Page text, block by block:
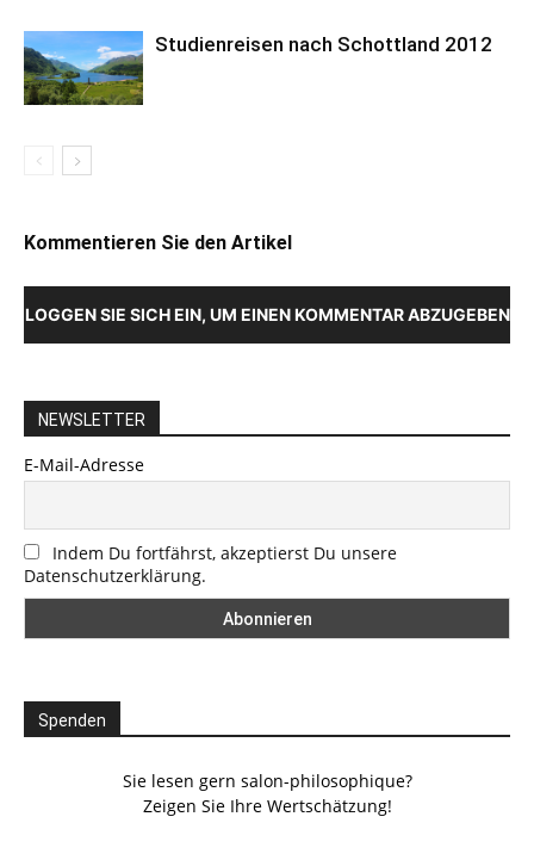
Studienreisen nach Schottland 2012
Kommentieren Sie den Artikel
LOGGEN SIE SICH EIN, UM EINEN KOMMENTAR ABZUGEBEN
NEWSLETTER
E-Mail-Adresse
Indem Du fortfährst, akzeptierst Du unsere
Datenschutzerklärung.
Spenden
Sie lesen gern salon-philosophique?
Zeigen Sie Ihre Wertschätzung!